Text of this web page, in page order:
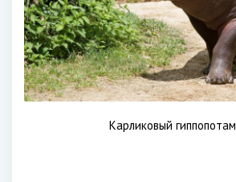
Карликовый гиппопотам